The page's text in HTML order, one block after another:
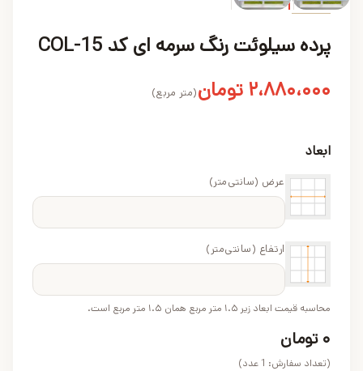
پرده سیلوئت رنگ سرمه ای کد COL-15
۲،۸۸۰،۰۰۰ تومان(متر مربع)
ابعاد
عرض (سانتی‌متر)
ارتفاع (سانتی‌متر)
محاسبه قیمت ابعاد زیر ۱.۵ متر مربع همان ۱.۵ متر مربع است.
۰ تومان
(تعداد سفارش: 1عدد)